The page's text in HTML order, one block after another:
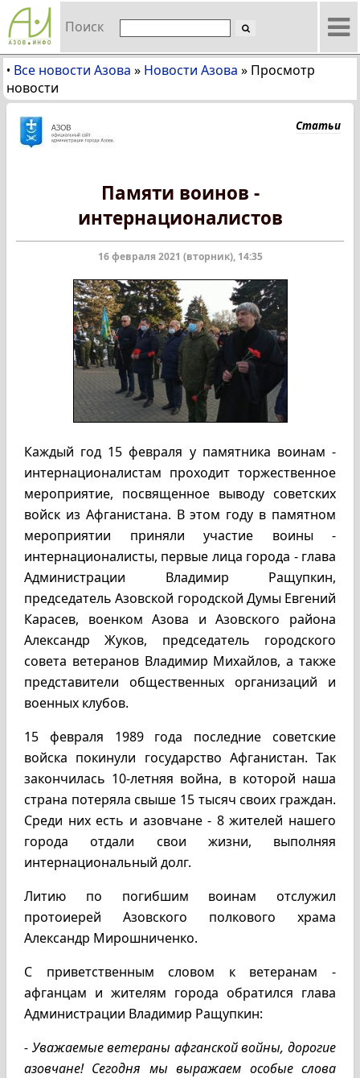
Поиск
• Все новости Азова » Новости Азова » Просмотр
новости
Статьи
Памяти воинов -
интернационалистов
16 февраля 2021 (вторник), 14:35
Каждый год 15 февраля у памятника воинам -
интернационалистам проходит торжественное
мероприятие, посвященное выводу советских
войск из Афганистана. В этом году в памятном
мероприятии приняли участие воины -
интернационалисты, первые лица города - глава
Администрации Владимир Ращупкин,
председатель Азовской городской Думы Евгений
Карасев, военком Азова и Азовского района
Александр Жуков, председатель городского
совета ветеранов Владимир Михайлов, а также
представители общественных организаций и
военных клубов.
15 февраля 1989 года последние советские
войска покинули государство Афганистан. Так
закончилась 10-летняя война, в которой наша
страна потеряла свыше 15 тысяч своих граждан.
Среди них есть и азовчане - 8 жителей нашего
города отдали свои жизни, выполняя
интернациональный долг.
Литию по погибшим воинам отслужил
протоиерей Азовского полкового храма
Александр Мирошниченко.
С приветственным словом к ветеранам -
афганцам и жителям города обратился глава
Администрации Владимир Ращупкин:
- Уважаемые ветераны афганской войны, дорогие
азовчане! Сегодня мы выражаем особые слова